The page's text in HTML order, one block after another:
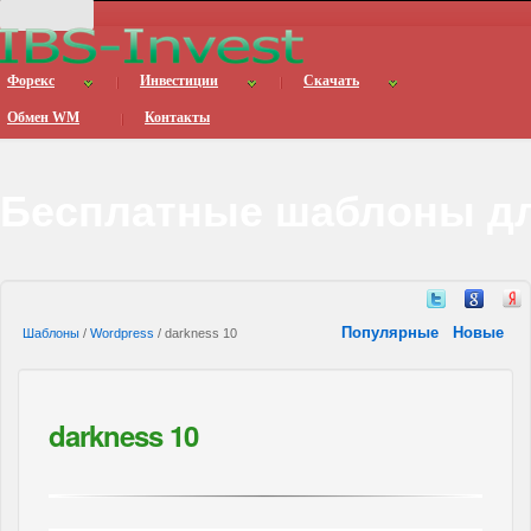
Форекс Инвестиции Скачать
Обмен WM Контакты
Шаблоны / Wordpress / darkness 10 Популярные Новые
darkness 10